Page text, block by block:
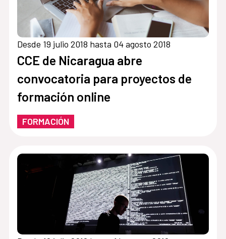
Desde 19 julio 2018 hasta 04 agosto 2018
CCE de Nicaragua abre
convocatoria para proyectos de
formación online
FORMACIÓN